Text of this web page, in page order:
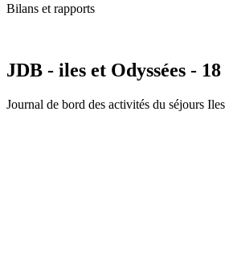
Bilans et rapports
JDB - iles et Odyssées -
Journal de bord des activités du séjours